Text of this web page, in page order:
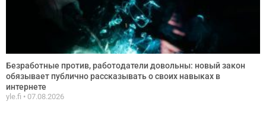
Безработные против, работодатели довольны: новый закон
обязывает публично рассказывать о своих навыках в
интернете
yle.fi 07.08.2026